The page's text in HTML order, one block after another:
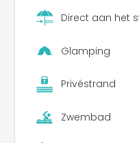
Direct aan het
Glamping
Privéstrand
Zwembad